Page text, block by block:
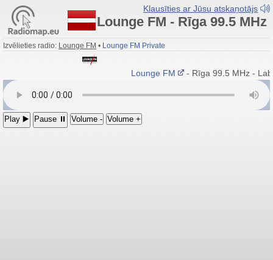
Klausīties ar Jūsu atskaņotājs
Lounge FM - Rīga 99.5 MHz
Izvēlieties radio: Lounge FM • Lounge FM Private
Lounge FM - Rīga 99.5 MHz -
Play ▶️ Pause ⏸ Volume - Volume +